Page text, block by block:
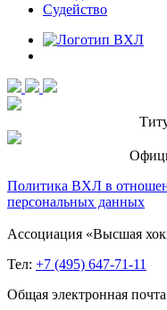
Судейство
Политика ВХЛ в
персональных данных
Ассоциация «Высшая
Тел: +7 (495) 647-71-11
Общая электронная